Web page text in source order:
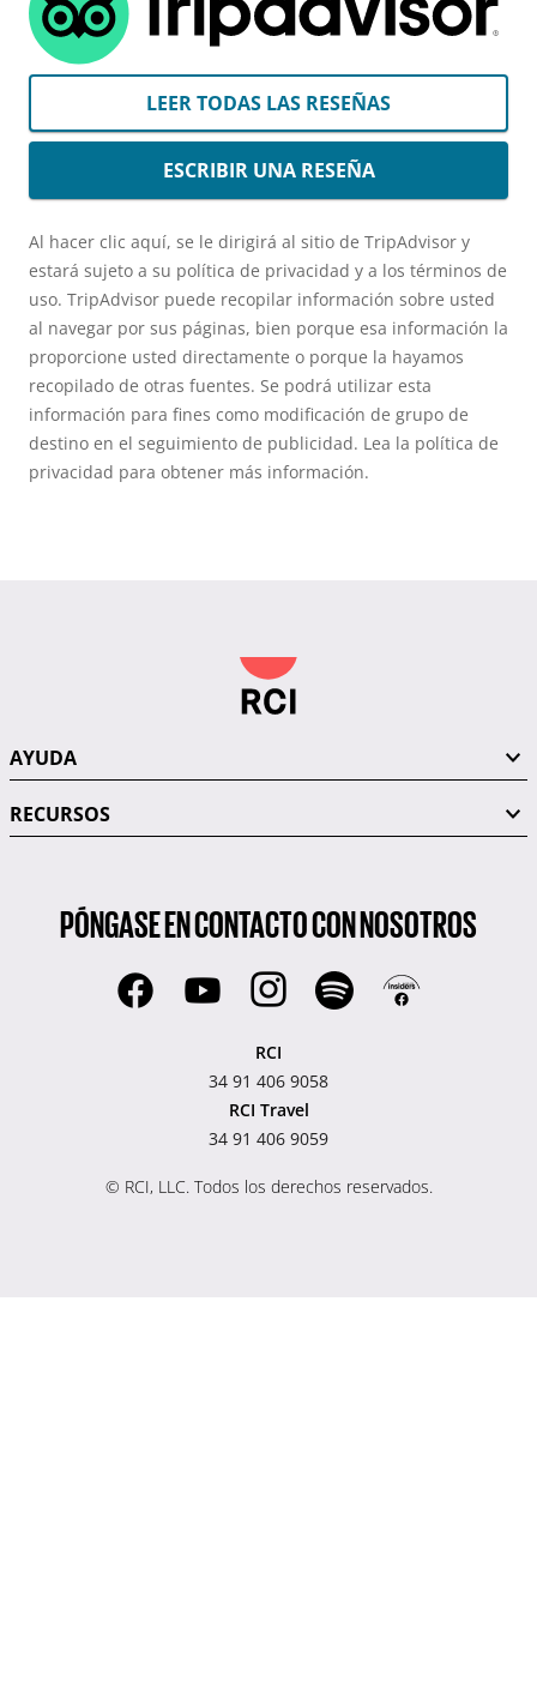
LEER TODAS LAS RESEÑAS
ESCRIBIR UNA RESEÑA
Al hacer clic aquí, se le dirigirá al sitio de TripAdvisor y
estará sujeto a su política de privacidad y a los términos de
uso. TripAdvisor puede recopilar información sobre usted
al navegar por sus páginas, bien porque esa información la
proporcione usted directamente o porque la hayamos
recopilado de otras fuentes. Se podrá utilizar esta
información para fines como modificación de grupo de
destino en el seguimiento de publicidad. Lea la política de
privacidad para obtener más información.
AYUDA
RECURSOS
PÓNGASE EN CONTACTO CON NOSOTROS
RCI
34 91 406 9058
RCI Travel
34 91 406 9059
© RCI, LLC. Todos los derechos reservados.